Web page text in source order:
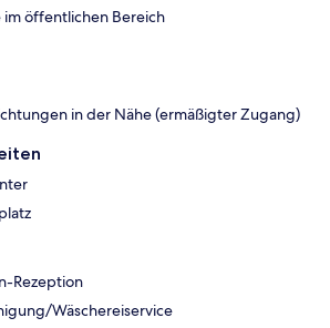
im öffentlichen Bereich
in der Nähe (ermäßigter Zugang)
Rezeption
Wäschereiservice